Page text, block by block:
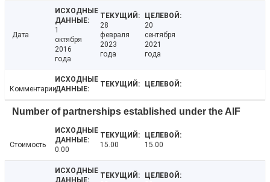
Дата
1
октября
2016
года
28
февраля
2023
года
20
сентября
2021
года
Комментарии
Number of partnerships established under the AIF
Стоимость
0.00
15.00 15.00